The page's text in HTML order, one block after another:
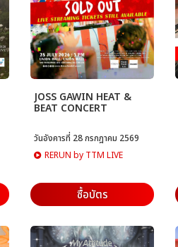
JOSS GAWIN HEAT &
BEAT CONCERT
วันอังคารที่ 28 กรกฎาคม 2569
RERUN by TTM LIVE
ซื้อบัตร